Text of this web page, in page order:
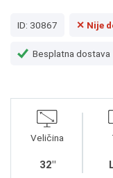
ID: 30867 ✕ Nije
Besplatna dostava
Veličina
32"